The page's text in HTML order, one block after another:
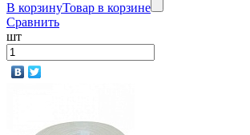
В корзинуТовар в корзине
Сравнить
шт